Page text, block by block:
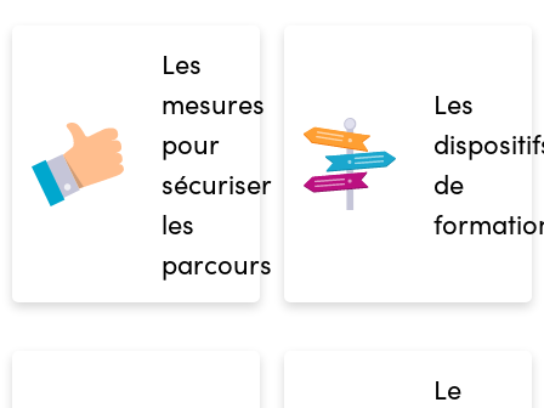
Les
mesures
pour
sécuriser
les
parcours
Les
de
Le